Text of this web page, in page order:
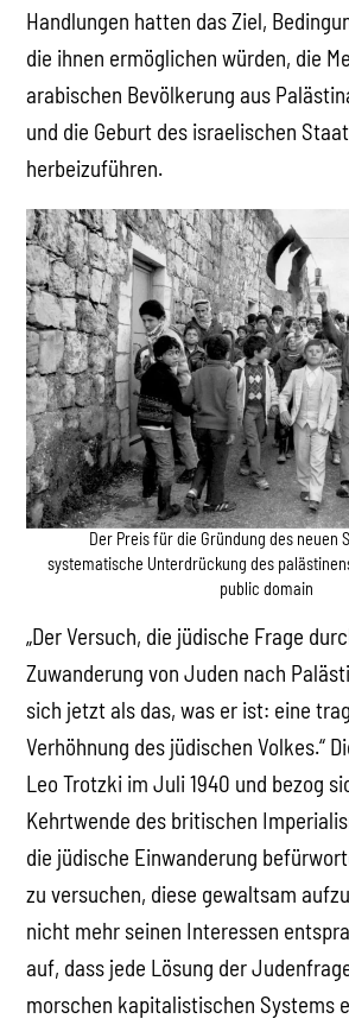
Handlungen hatten das Ziel,
die ihnen ermöglichen würden, die
arabischen Bevölkerung aus
und die Geburt des israelischen
herbeizuführen.
Der Preis für die Gründung des neuen
systematische Unterdrückung des
public domain
„Der Versuch, die jüdische Frage
Zuwanderung von Juden nach
sich jetzt als das, was er ist: eine
Verhöhnung des jüdischen Volkes.“
Leo Trotzki im Juli 1940 und bezog
Kehrtwende des britischen
die jüdische Einwanderung
zu versuchen, diese gewaltsam
nicht mehr seinen Interessen
auf, dass jede Lösung der
morschen kapitalistischen Systems